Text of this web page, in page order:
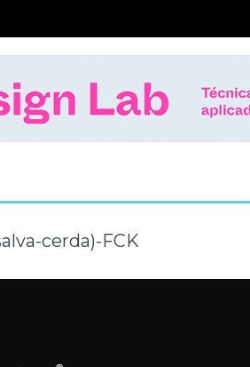
cerda)-FCK